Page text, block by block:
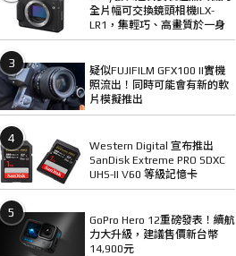
全片幅可交換鏡頭相機ILX-
LR1，集輕巧、高畫質於一身
3
疑似FUJIFILM GFX100 II實機
照流出！同時可能會有新的軟
片模擬推出
4
Western Digital 宣布推出
SanDisk Extreme PRO SDXC
UHS-II V60 等級記憶卡
5
GoPro Hero 12重磅發表！續航
力大升級，建議售價新台幣
14,900元